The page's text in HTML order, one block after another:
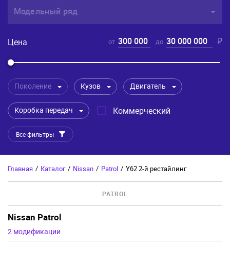
Модельный ряд
Цена от 300 000 до 30 000 000 ₽
Поколение Кузов Двигатель
Коробка передач Коммерческий
Все фильтры
Главная / Каталог / Nissan / Patrol / Y62 2-й рестайлинг
PATROL
Nissan Patrol
2 модификации